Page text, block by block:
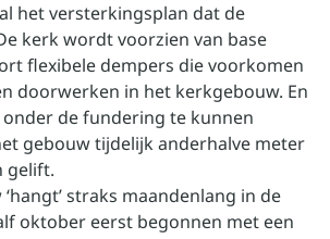
het versterkingsplan dat de
kerk wordt voorzien van base
flexibele dempers die voorkomen
doorwerken in het kerkgebouw. En
de fundering te kunnen
gebouw tijdelijk anderhalve meter
gelift.
straks maandenlang in de
oktober eerst begonnen met een